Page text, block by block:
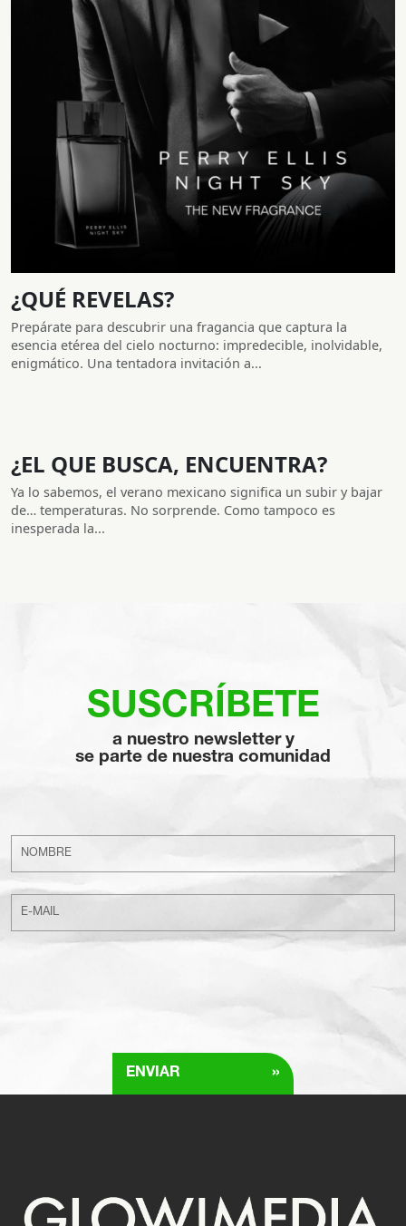
¿QUÉ REVELAS?
Prepárate para descubrir una fragancia que captura la
esencia etérea del cielo nocturno: impredecible, inolvidable,
enigmático. Una tentadora invitación a...
¿EL QUE BUSCA, ENCUENTRA?
Ya lo sabemos, el verano mexicano significa un subir y bajar
de… temperaturas. No sorprende. Como tampoco es
inesperada la...
SUSCRÍBETE
a nuestro newsletter y
se parte de nuestra comunidad
ENVIAR »